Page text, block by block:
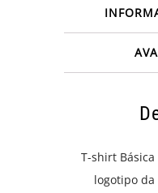
T-shirt
logotipo da